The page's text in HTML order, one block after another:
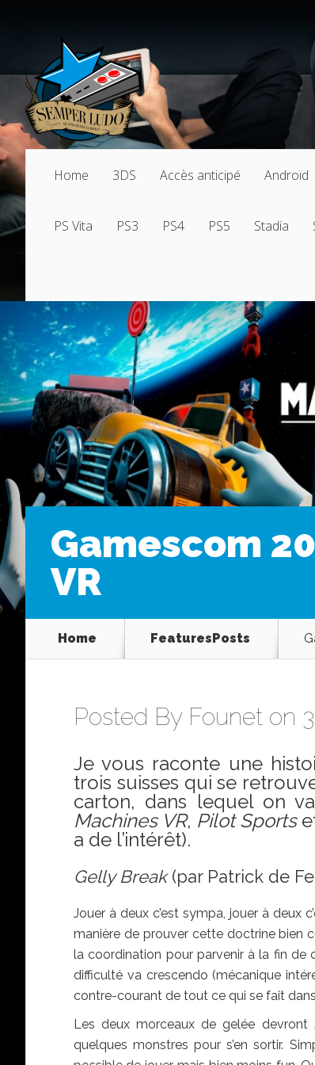
Home 3DS Accès anticipé Androïd
PS Vita PS3 PS4 PS5 Stadia
Gamescom
VR
Home FeaturesPosts
Posted By Founet on
Je vous raconte une
trois suisses qui se
carton, dans lequel on
Machines VR, Pilot Sports
a de l’intérêt).
Gelly Break(par Patrick de
Jouer à deux c’est sympa, jouer à deux
manière de prouver cette doctrine bien
la coordination pour parvenir à la fin de
difficulté va crescendo (mécanique
contre-courant de tout ce qui se fait
Les deux morceaux de gelée devront
quelques monstres pour s’en sortir.